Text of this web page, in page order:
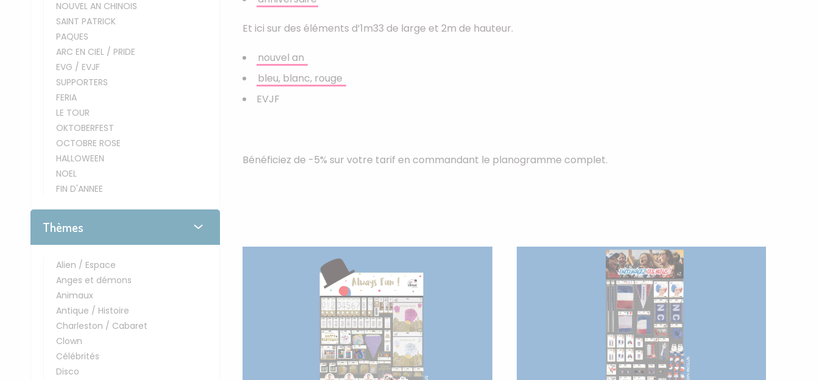
NOUVEL AN CHINOIS
SAINT PATRICK
PAQUES
ARC EN CIEL / PRIDE
EVG / EVJF
SUPPORTERS
FERIA
LE TOUR
OKTOBERFEST
OCTOBRE ROSE
HALLOWEEN
NOEL
FIN D'ANNEE
Thèmes
Alien / Espace
Anges et démons
Animaux
Antique / Histoire
Charleston / Cabaret
Clown
Célébrités
Disco
Et ici sur des éléments d’1m33 de large et 2m de hauteur.
nouvel an
bleu, blanc, rouge
EVJF
Bénéficiez de -5% sur votre tarif en commandant le planogramme complet.